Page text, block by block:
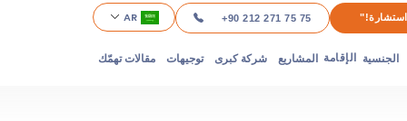
+90 212 271 75 75
AR
الجنسية الإقامة المشاريع شركة كبرى توجيهات مقالات تهمّك